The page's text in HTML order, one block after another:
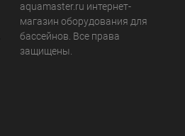
aquamaster.ru интернет-
магазин оборудования для
бассейнов. Все права
защищены.